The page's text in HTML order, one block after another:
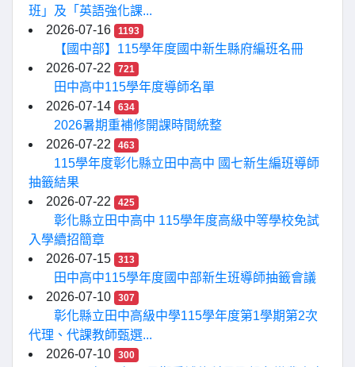
班」及「英語強化課...
2026-07-16
1193
【國中部】115學年度國中新生縣府編班名冊
2026-07-22
721
田中高中115學年度導師名單
2026-07-14
634
2026暑期重補修開課時間統整
2026-07-22
463
115學年度彰化縣立田中高中 國七新生編班導師
抽籤結果
2026-07-22
425
彰化縣立田中高中 115學年度高級中等學校免試
入學續招簡章
2026-07-15
313
田中高中115學年度國中部新生班導師抽籤會議
2026-07-10
307
彰化縣立田中高級中學115學年度第1學期第2次
代理、代課教師甄選...
2026-07-10
300